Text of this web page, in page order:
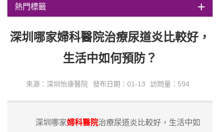
熱門標籤
深圳哪家婦科醫院治療尿道炎比較好，
生活中如何預防？
來源：深圳怡康醫院 發布日期：01-13 訪問量：594
深圳哪家婦科醫院治療尿道炎比較好，生活中如